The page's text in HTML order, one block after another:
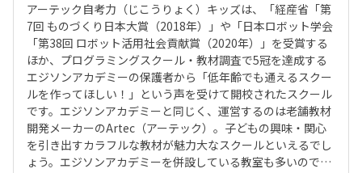
アーテック自考力（じこうりょく）キッズは、「経産省「第
7回 ものづくり日本大賞（2018年）」や「日本ロボット学会
「第38回 ロボット活用社会貢献賞（2020年）」を受賞する
ほか、プログラミングスクール・教材調査で5冠を達成する
エジソンアカデミーの保護者から「低年齢でも通えるスクー
ルを作ってほしい！」という声を受けて開校されたスクール
です。エジソンアカデミーと同じく、運営するのは老舗教材
開発メーカーのArtec（アーテック）。子どもの興味・関心
を引き出すカラフルな教材が魅力大なスクールといえるでし
ょう。エジソンアカデミーを併設している教室も多いので、